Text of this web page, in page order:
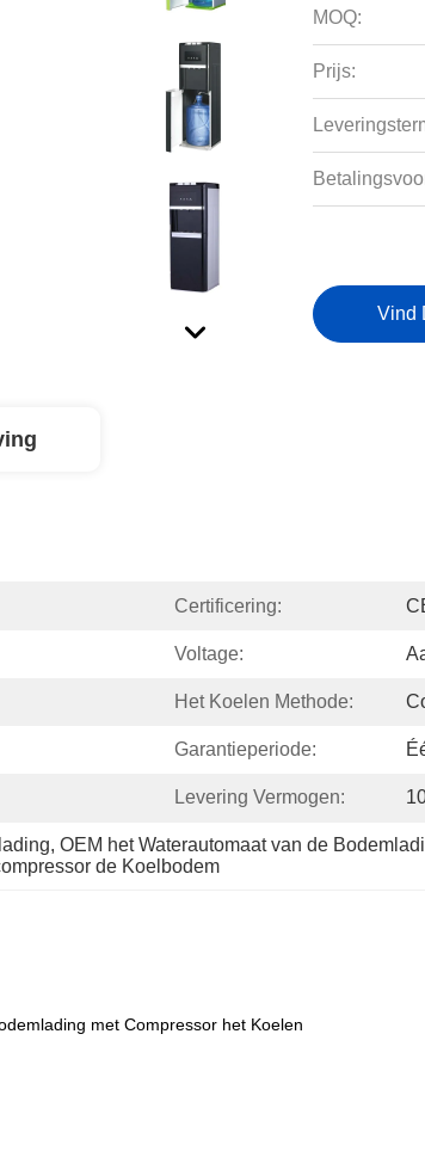
MOQ:
Prijs:
Vind
Certificering:
Voltage:
Het Koelen Methode:
Garantieperiode:
Levering Vermogen:
, OEM het Waterautomaat van de
de Koelbodem
met Compressor het Koelen